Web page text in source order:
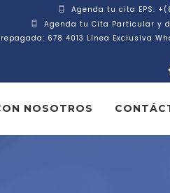
Agenda tu cita EPS:
Agenda tu Cita Particular y
678 4013 Línea Exclusiva
NOSOTROS